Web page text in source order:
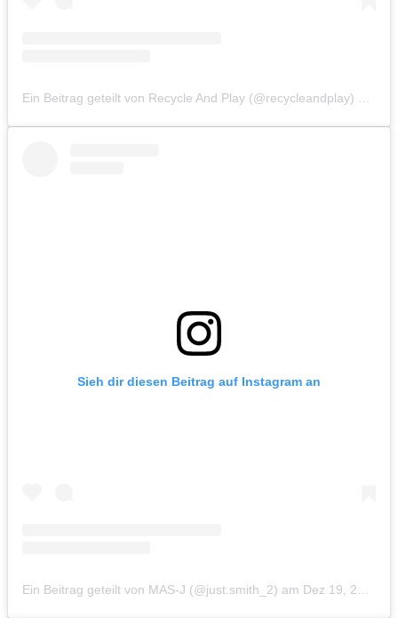
Ein Beitrag geteilt von Recycle And Play (@recycleandplay)
Sieh dir diesen Beitrag auf Instagram an
Ein Beitrag geteilt von MAS-J (@just.smith_2) am Dez 19, 2014 um 4:34 PST